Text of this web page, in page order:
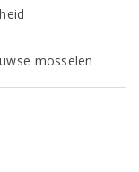
mosselen